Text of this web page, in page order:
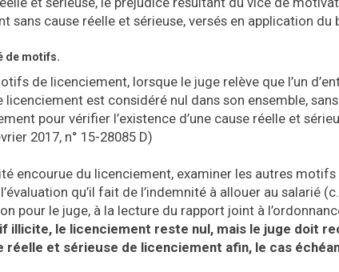
cause réelle et sérieuse, versés en application du
de motifs.
de licenciement, lorsque le juge relève que l’un
est considéré nul dans son ensemble, sans
pour vérifier l’existence d’une cause réelle et
2017, n° 15-28085 D)
encourue du licenciement, examiner les autres
qu’il fait de l’indemnité à allouer au salarié
pour le juge, à la lecture du rapport joint à
illicite, le licenciement reste nul, mais le juge doit
réelle et sérieuse de licenciement afin, le cas